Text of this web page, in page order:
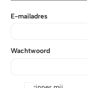
E-mailadres
Wachtwoord